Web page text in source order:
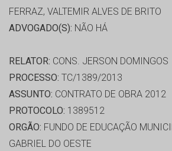
FERRAZ, VALTEMIR ALVES DE BRITO
ADVOGADO(S): NÃO HÁ
RELATOR: CONS. JERSON DOMINGOS
PROCESSO: TC/1389/2013
ASSUNTO: CONTRATO DE OBRA 2012
PROTOCOLO: 1389512
ORGÃO: FUNDO DE EDUCAÇÃO
GABRIEL DO OESTE